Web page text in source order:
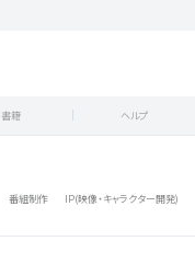
書籍 ヘルプ
番組制作 IP(映像・キャラクター開発)